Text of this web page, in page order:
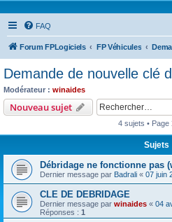
FAQ
Forum FPLogiciels FP Véhicules
Demande de nouvelle clé
Modérateur : winaides
Nouveau sujet
4 sujets • Page
Sujets
Débridage ne fonctionne pas
Dernier message par Badrali « 07 juin
CLE DE DEBRIDAGE
Dernier message par winaides « 04
Réponses : 1